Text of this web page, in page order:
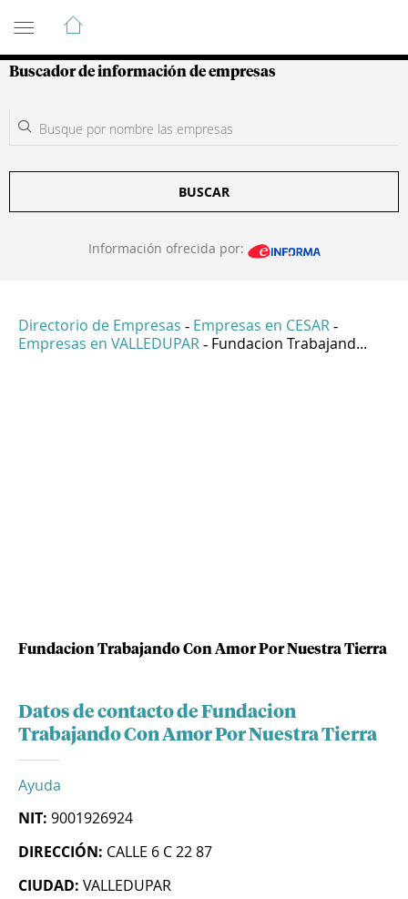
Guía de Empresas Colombianas
Buscador de información de empresas
BUSCAR
Información ofrecida por:
Directorio de Empresas - Empresas en CESAR -
Empresas en VALLEDUPAR - Fundacion Trabajand...
Fundacion Trabajando Con Amor Por Nuestra Tierra
Datos de contacto de Fundacion
Trabajando Con Amor Por Nuestra Tierra
Ayuda
NIT: 9001926924
DIRECCIÓN: CALLE 6 C 22 87
CIUDAD: VALLEDUPAR